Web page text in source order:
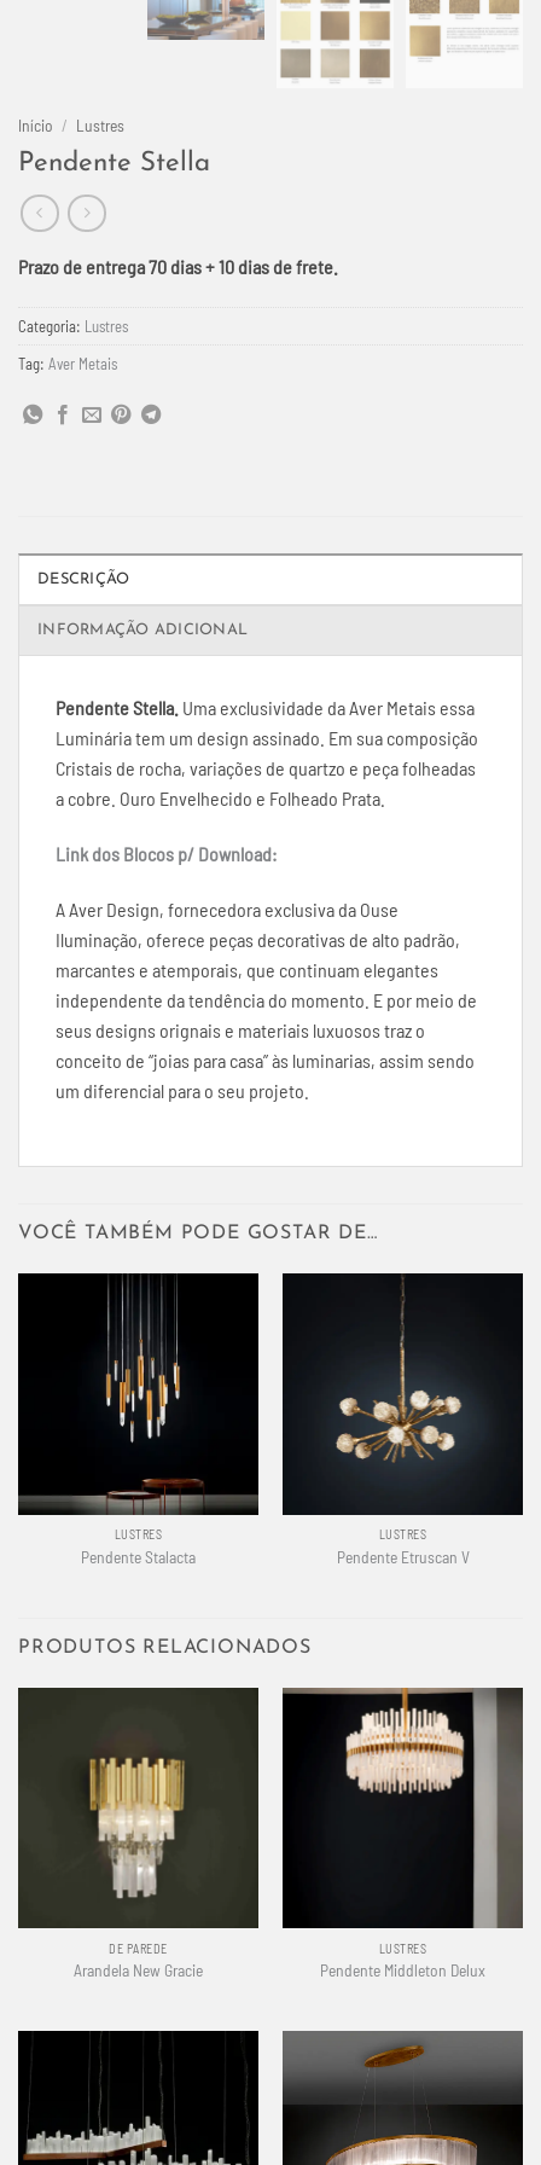
Início / Lustres
Pendente Stella
Prazo de entrega 70 dias + 10 dias de frete.
Categoria: Lustres
Tag: Aver Metais
DESCRIÇÃO
INFORMAÇÃO ADICIONAL
Pendente Stella. Uma exclusividade da Aver Metais essa
Luminária tem um design assinado. Em sua composição
Cristais de rocha, variações de quartzo e peça folheadas
a cobre. Ouro Envelhecido e Folheado Prata.
Link dos Blocos p/ Download:
A Aver Design, fornecedora exclusiva da Ouse
Iluminação, oferece peças decorativas de alto padrão,
marcantes e atemporais, que continuam elegantes
independente da tendência do momento. E por meio de
seus designs orignais e materiais luxuosos traz o
conceito de “joias para casa” às luminarias, assim sendo
um diferencial para o seu projeto.
VOCÊ TAMBÉM PODE GOSTAR DE…
LUSTRES
Pendente Stalacta
LUSTRES
Pendente Etruscan V
PRODUTOS RELACIONADOS
DE PAREDE
Arandela New Gracie
LUSTRES
Pendente Middleton Delux